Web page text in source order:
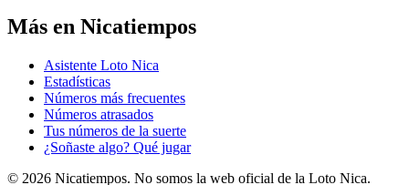
Más en Nicatiempos
Asistente Loto Nica
Estadísticas
Números más frecuentes
Números atrasados
Tus números de la suerte
¿Soñaste algo? Qué jugar
© 2026 Nicatiempos. No somos la web oficial de la Loto Nica.